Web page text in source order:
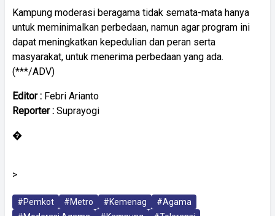
Kampung moderasi beragama tidak semata-mata hanya
untuk meminimalkan perbedaan, namun agar program ini
dapat meningkatkan kepedulian dan peran serta
masyarakat, untuk menerima perbedaan yang ada.
(***/ADV)
Editor : Febri Arianto
Reporter : Suprayogi
�
>
#Pemkot #Metro #Kemenag
#Agama